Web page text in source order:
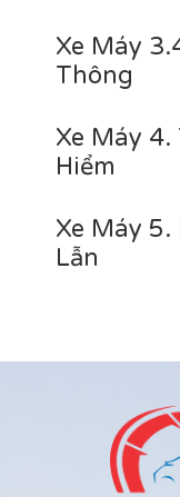
Xe Máy
Thông
Xe Máy
Hiểm
Xe Máy 5.
Lẫn